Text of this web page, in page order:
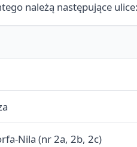
należą następujące
Nila (nr 2a, 2b, 2c)